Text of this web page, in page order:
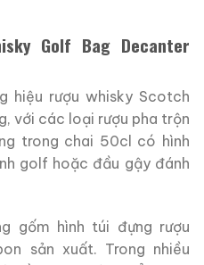
Golf Bag Decanter
hiệu rượu whisky Scotch
với các loại rượu pha trộn
trong chai 50cl có hình
golf hoặc đầu gậy đánh
gốm hình túi đựng rượu
sản xuất. Trong nhiều